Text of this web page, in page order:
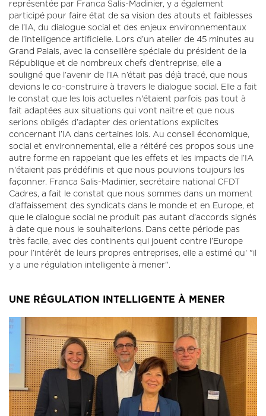
représentée par Franca Salis-Madinier, y a également
participé pour faire état de sa vision des atouts et faiblesses
de l’IA, du dialogue social et des enjeux environnementaux
de l’intelligence artificielle. Lors d’un atelier de 45 minutes au
Grand Palais, avec la conseillère spéciale du président de la
République et de nombreux chefs d’entreprise, elle a
souligné que l’avenir de l’IA n’était pas déjà tracé, que nous
devions le co-construire à travers le dialogue social. Elle a fait
le constat que les lois actuelles n'étaient parfois pas tout à
fait adaptées aux situations qui vont naitre et que nous
serions obligés d’adapter des orientations explicites
concernant l’IA dans certaines lois. Au conseil économique,
social et environnemental, elle a réitéré ces propos sous une
autre forme en rappelant que les effets et les impacts de l’IA
n'étaient pas prédéfinis et que nous pouvions toujours les
façonner. Franca Salis-Madinier, secrétaire national CFDT
Cadres, a fait le constat que nous sommes dans un moment
d'affaissement des syndicats dans le monde et en Europe, et
que le dialogue social ne produit pas autant d’accords signés
à date que nous le souhaiterions. Dans cette période pas
très facile, avec des continents qui jouent contre l’Europe
pour l’intérêt de leurs propres entreprises, elle a estimé qu' "il
y a une régulation intelligente à mener".
UNE RÉGULATION INTELLIGENTE À MENER